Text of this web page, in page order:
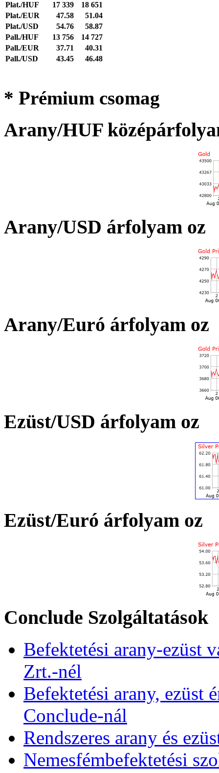
Plat./HUF
17 339
18 651
Plat./EUR
47.58
51.04
Plat./USD
54.76
58.87
Pall./HUF
13 756
14 727
Pall./EUR
37.71
40.31
Pall./USD
43.45 46.48
* Prémium csomag
Arany/HUF
Arany/USD árfolyam oz
Arany/Euró árfolyam oz
Ezüst/USD árfolyam oz
Ezüst/Euró árfolyam oz
Conclude Szolgáltatások
Befektetési arany-ezüst
Zrt.-nél
Befektetési arany, ezüst
Conclude-nál
Rendszeres arany és
Nemesfémbefektetési